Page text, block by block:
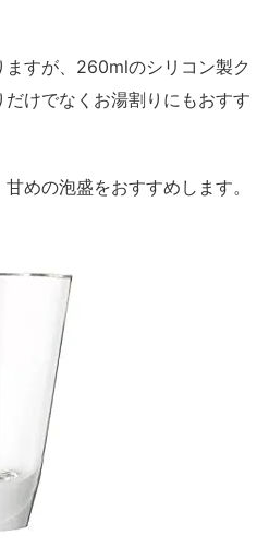
すが、260mlのシリコン製ク
けでなくお湯割りにもおすす
めの泡盛をおすすめします。